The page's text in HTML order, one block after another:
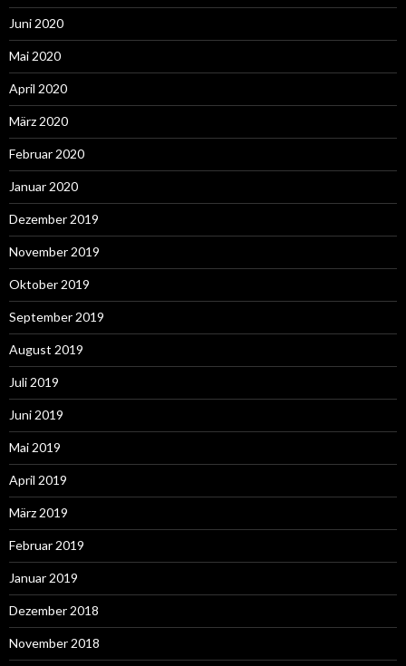
Juni 2020
Mai 2020
April 2020
März 2020
Februar 2020
Januar 2020
Dezember 2019
November 2019
Oktober 2019
September 2019
August 2019
Juli 2019
Juni 2019
Mai 2019
April 2019
März 2019
Februar 2019
Januar 2019
Dezember 2018
November 2018